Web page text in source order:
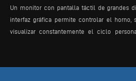
Un monitor con pantalla táctil de grandes
interfaz gráfica permite controlar el horno,
visualizar constantemente el ciclo
sistema automático de solución de los